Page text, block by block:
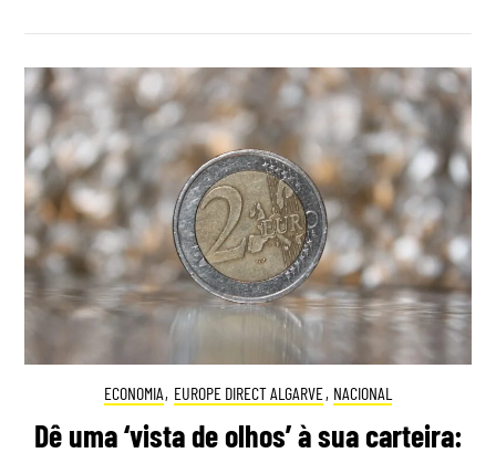
ECONOMIA, EUROPE DIRECT ALGARVE, NACIONAL
Dê uma ‘vista de olhos’ à sua carteira: